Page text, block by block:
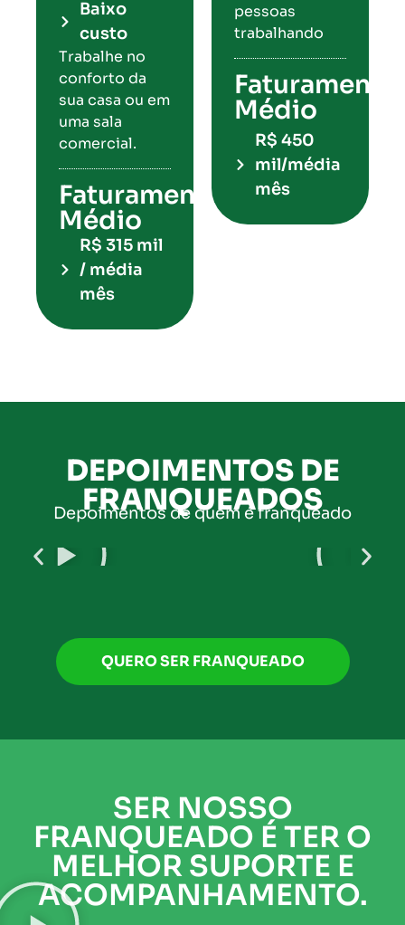
Baixo
custo​
Trabalhe no
conforto da
sua casa ou em
uma sala
comercial.
Faturamento
Médio
R$ 315 mil
/ média
mês
pessoas
trabalhando
Faturamento
Médio
R$ 450
mil/média
mês​
DEPOIMENTOS DE
FRANQUEADOS
Depoimentos de quem é franqueado
QUERO SER FRANQUEADO
SER NOSSO
FRANQUEADO É TER O
MELHOR SUPORTE E
ACOMPANHAMENTO.